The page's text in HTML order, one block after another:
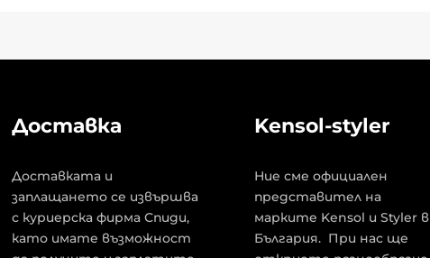
Доставка
Доставката и
заплащането се извършва
с куриерска фирма Спиди,
като имате възможност
Kensol-styler
Ние сме официален
представител на
марките Kensol и Styler в
България. При нас ще